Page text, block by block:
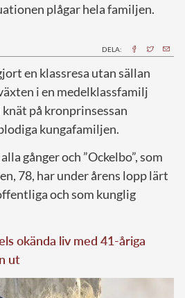
plågar hela familjen.
DELA:
en klassresa utan sällan
i en medelklassfamilj
på kronprinsessan
kungafamiljen.
gånger och ”Ockelbo”, som
78, har under årens lopp lärt
och som kunglig
okända liv med 41-åriga
ut